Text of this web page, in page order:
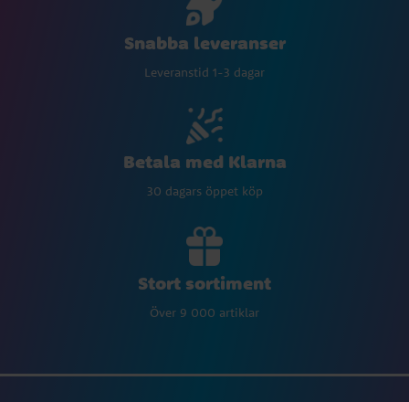
Snabba leveranser
Leveranstid 1-3 dagar
Betala med Klarna
30 dagars öppet köp
Stort sortiment
Över 9 000 artiklar